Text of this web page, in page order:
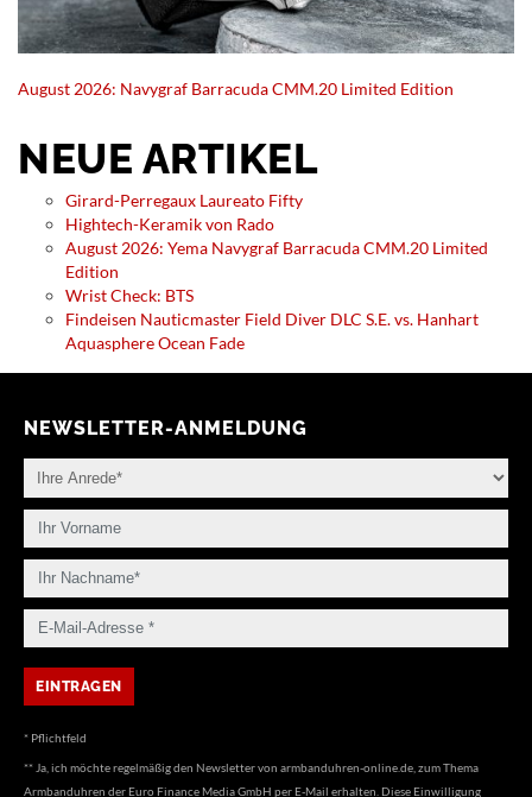
August 2026: Navygraf Barracuda CMM.20 Limited Edition
NEUE ARTIKEL
Girard-Perregaux Laureato Fifty
Hightech-Keramik von Rado
August 2026: Yema Navygraf Barracuda CMM.20 Limited
Edition
Wrist Check: BTS
Findeisen Nauticmaster Field Diver DLC S.E. vs. Hanhart
Aquasphere Ocean Fade
NEWSLETTER-ANMELDUNG
* Pflichtfeld
** Ja, ich möchte regelmäßig den Newsletter von armbanduhren-online.de, zum Thema
Armbanduhren der Euro Finance Media GmbH per E-Mail erhalten. Diese Einwilligung